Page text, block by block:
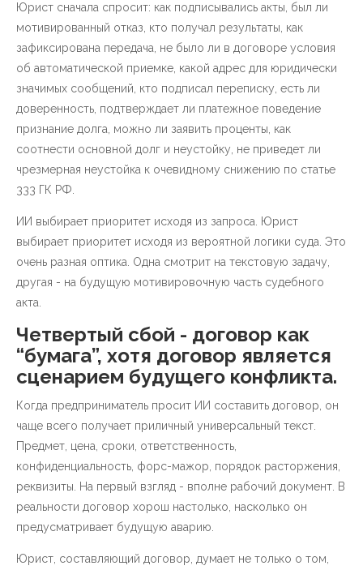
Юрист сначала спросит: как подписывались акты, был ли
мотивированный отказ, кто получал результаты, как
зафиксирована передача, не было ли в договоре условия
об автоматической приемке, какой адрес для юридически
значимых сообщений, кто подписал переписку, есть ли
доверенность, подтверждает ли платежное поведение
признание долга, можно ли заявить проценты, как
соотнести основной долг и неустойку, не приведет ли
чрезмерная неустойка к очевидному снижению по статье
333 ГК РФ.
ИИ выбирает приоритет исходя из запроса. Юрист
выбирает приоритет исходя из вероятной логики суда. Это
очень разная оптика. Одна смотрит на текстовую задачу,
другая - на будущую мотивировочную часть судебного
акта.
Четвертый сбой - договор как
“бумага”, хотя договор является
сценарием будущего конфликта.
Когда предприниматель просит ИИ составить договор, он
чаще всего получает приличный универсальный текст.
Предмет, цена, сроки, ответственность,
конфиденциальность, форс-мажор, порядок расторжения,
реквизиты. На первый взгляд - вполне рабочий документ. В
реальности договор хорош настолько, насколько он
предусматривает будущую аварию.
Юрист, составляющий договор, думает не только о том,